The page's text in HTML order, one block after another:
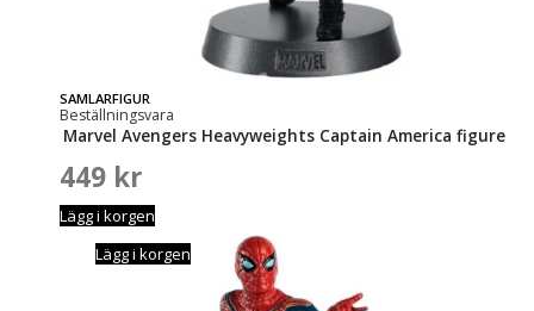
SAMLARFIGUR
Beställningsvara
Marvel Avengers Heavyweights Captain America figure
449 kr
Lägg i korgen
Lägg i korgen